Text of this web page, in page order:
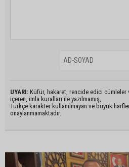
UYARI: Küfür, hakaret, rencide edici cümleler
içeren, imla kuralları ile yazılmamış,
Türkçe karakter kullanılmayan ve büyük
onaylanmamaktadır.